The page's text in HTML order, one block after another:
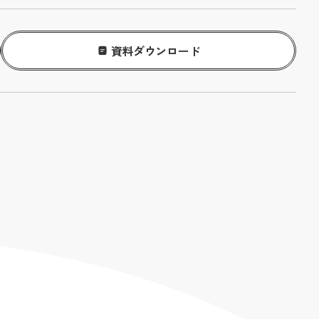
資料ダウンロード